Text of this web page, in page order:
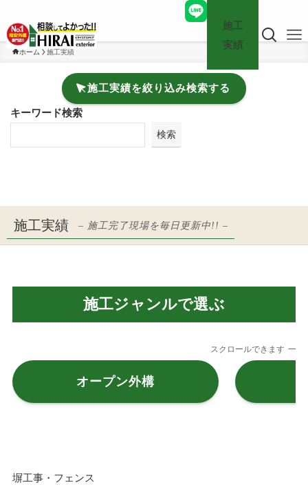
施工
実績
ホーム 施工実績
施工実績を絞り込み検索する
キーワード検索
検索
施工実績 – 施工完了現場を毎日更新中!! –
施工ジャンルで選ぶ
スクロールできます
オープン外構
塀工事・フェンス